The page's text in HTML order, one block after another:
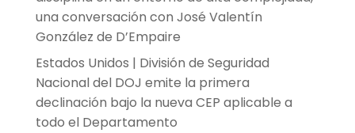
una conversación con José Valentín
González de D’Empaire
Estados Unidos | División de Seguridad
Nacional del DOJ emite la primera
declinación bajo la nueva CEP aplicable a
todo el Departamento